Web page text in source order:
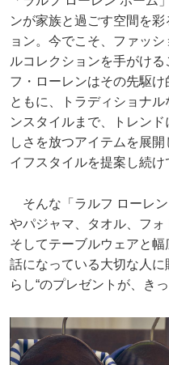
ンが家族と過ごす空間を
ョン。今でこそ、ファッ
ルコレクションを手がけ
フ・ローレンはその先駆
ともに、トラディショナ
ンスタイルまで、トレン
しさを放つアイテムを展
イフスタイルを提案し続け
そんな「ラルフ ローレ
やパジャマ、タオル、フォ
そしてテーブルウェアと
話になっている大切な人
らし“のプレゼントが、き